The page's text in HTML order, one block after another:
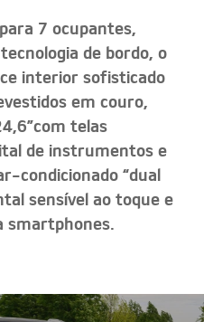
7 ocupantes,
de bordo, o
interior sofisticado
em couro,
telas
de instrumentos e
condicionado “dual
sensível ao toque e
smartphones.